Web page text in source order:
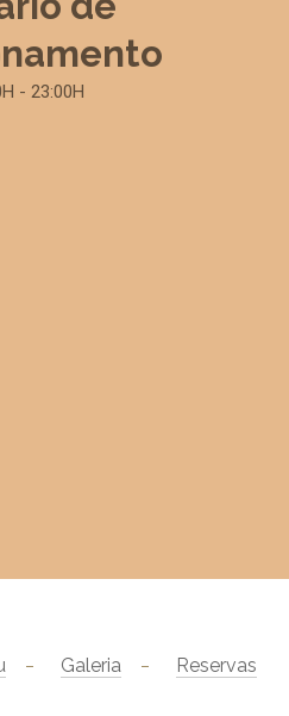
- 23:00H
Galeria Reservas